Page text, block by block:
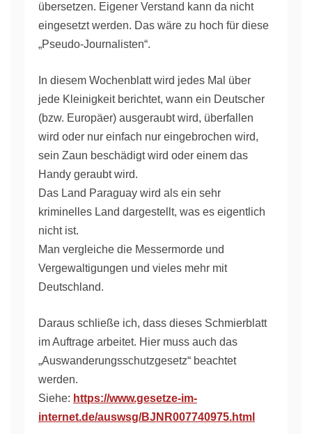
übersetzen. Eigener Verstand kann da nicht
eingesetzt werden. Das wäre zu hoch für diese
„Pseudo-Journalisten“.
In diesem Wochenblatt wird jedes Mal über
jede Kleinigkeit berichtet, wann ein Deutscher
(bzw. Europäer) ausgeraubt wird, überfallen
wird oder nur einfach nur eingebrochen wird,
sein Zaun beschädigt wird oder einem das
Handy geraubt wird.
Das Land Paraguay wird als ein sehr
kriminelles Land dargestellt, was es eigentlich
nicht ist.
Man vergleiche die Messermorde und
Vergewaltigungen und vieles mehr mit
Deutschland.
Daraus schließe ich, dass dieses Schmierblatt
im Auftrage arbeitet. Hier muss auch das
„Auswanderungsschutzgesetz“ beachtet
werden.
Siehe: https://www.gesetze-im-
internet.de/auswsg/BJNR007740975.html